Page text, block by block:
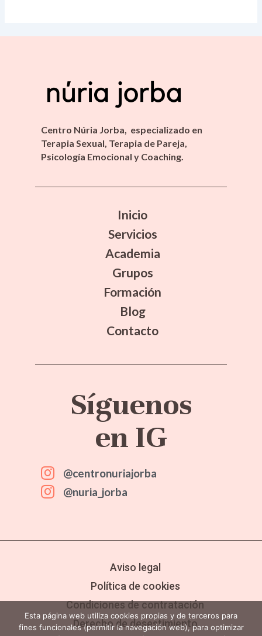
Centro Núria Jorba, especializado en
Terapia Sexual, Terapia de Pareja,
Psicología Emocional y Coaching.
Inicio
Servicios
Academia
Grupos
Formación
Blog
Contacto
Síguenos
en IG
@centronuriajorba
@nuria_jorba
Aviso legal
Política de cookies
Condiciones de contratación
Derecho de desestimiento
Esta página web utiliza cookies propias y de terceros para
fines funcionales (permitir la navegación web), para optimizar